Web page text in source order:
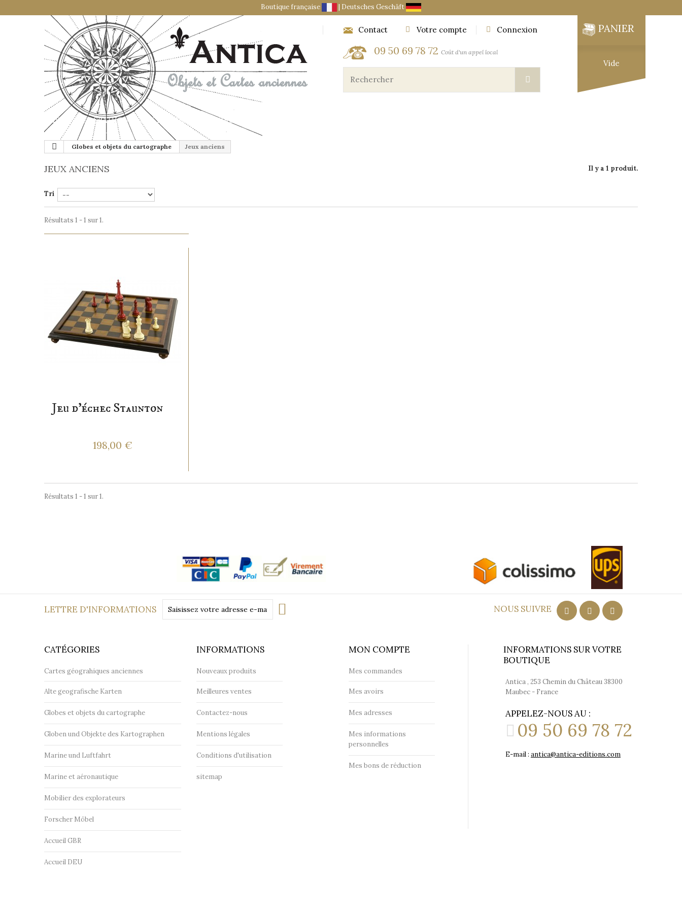
Boutique française | Deutsches Geschäft
PANIER
Vide
Connexion
Votre compte
Contact
09 50 69 78 72 Coût d'un appel local
CARTES GÉOGRAHIQUES ANCIENNES GLOBES ET OBJETS DU CARTOGRAPHE
Globes et objets du cartographe Jeux anciens
JEUX ANCIENS Il y a 1 produit.
Tri
Résultats 1 - 1 sur 1.
Jeu d'échec Staunton
198,00 €
Résultats 1 - 1 sur 1.
LETTRE D'INFORMATIONS NOUS SUIVRE
CATÉGORIES
Cartes géograhiques anciennes
Alte geografische Karten
Globes et objets du cartographe
Globen und Objekte des Kartographen
Marine und Luftfahrt
Marine et aéronautique
Mobilier des explorateurs
Forscher Möbel
Accueil GBR
Accueil DEU
INFORMATIONS
Nouveaux produits
Meilleures ventes
Contactez-nous
Mentions légales
Conditions d'utilisation
sitemap
MON COMPTE
Mes commandes
Mes avoirs
Mes adresses
Mes informations
personnelles
Mes bons de réduction
INFORMATIONS SUR VOTRE
BOUTIQUE
Antica , 253 Chemin du Château 38300
Maubec - France
APPELEZ-NOUS AU :
09 50 69 78 72
E-mail : antica@antica-editions.com